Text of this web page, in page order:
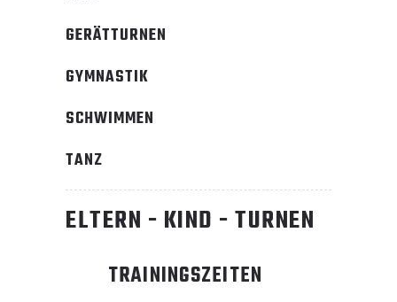
GERÄTTURNEN
GYMNASTIK
SCHWIMMEN
TANZ
ELTERN - KIND - TURNEN
TRAININGSZEITEN